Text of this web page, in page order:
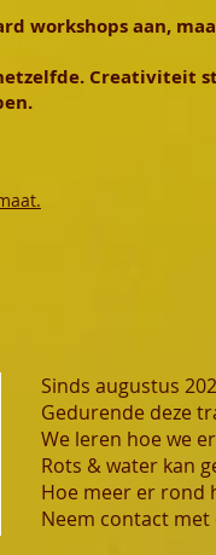
workshops aan,
Creativiteit
Sinds augustus
Gedurende deze
We leren hoe we
Rots & water kan
Hoe meer er rond
Neem contact